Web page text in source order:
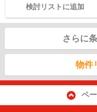
検討リストに追加
さらに
物件
ペ